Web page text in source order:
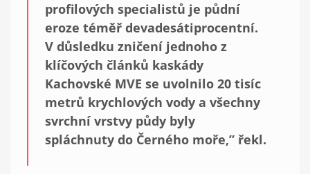
profilových specialistů je půdní
eroze téměř devadesátiprocentní.
V důsledku zničení jednoho z
klíčových článků kaskády
Kachovské MVE se uvolnilo 20 tisíc
metrů krychlových vody a všechny
svrchní vrstvy půdy byly
spláchnuty do Černého moře,” řekl.